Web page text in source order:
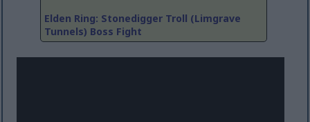
Elden Ring: Stonedigger Troll (Limgrave
Tunnels) Boss Fight